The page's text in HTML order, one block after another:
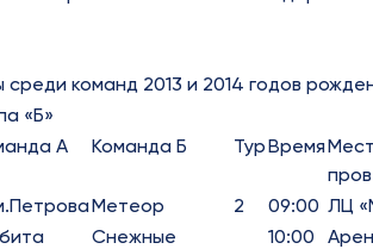
среди команд 2013 и 2014 годов
«Б»
А Команда Б ТурВремя
Метеор 2 09:00 ЛЦ
Снежные
10:00